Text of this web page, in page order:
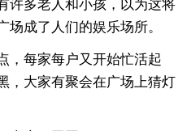
多老人和小孩，以为这将
成了人们的娱乐场所。
，每家每户又开始忙活起
，大家有聚会在广场上猜灯